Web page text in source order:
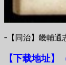
-【同治】畿輔通
【下载地址】